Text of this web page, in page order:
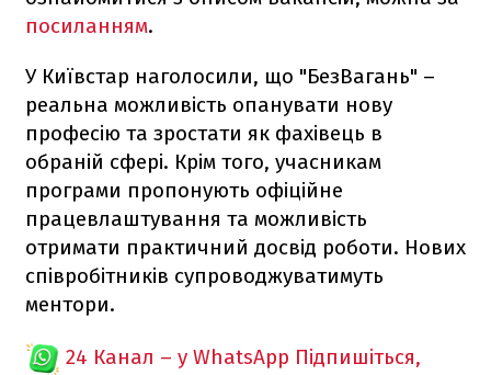
посиланням.
У Київстар наголосили, що "БезВагань" –
реальна можливість опанувати нову
професію та зростати як фахівець в
обраній сфері. Крім того, учасникам
програми пропонують офіційне
працевлаштування та можливість
отримати практичний досвід роботи. Нових
співробітників супроводжуватимуть
ментори.
24 Канал – у WhatsApp Підпишіться,